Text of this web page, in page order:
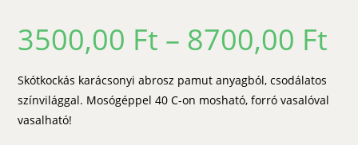
3500,00 Ft – 8700,00 Ft
Skótkockás karácsonyi abrosz pamut anyagból, csodálatos
színvilággal. Mosógéppel 40 C-on mosható, forró vasalóval
vasalható!